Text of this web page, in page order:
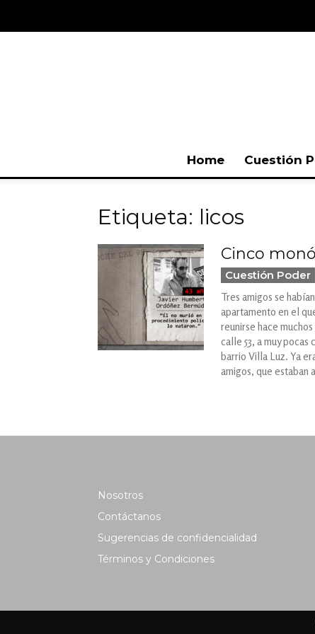
Home Cuestión
Etiqueta: licos
Cinco
Cuestión Poder
Tres amigos se
apartamento en el
reunirse hace
calle 53, a muy
barrio Villa Luz. Ya
amigos, que estaban
Nosotros
Contáctanos
Sugerencias de confidencialidad
Términos y Condiciones